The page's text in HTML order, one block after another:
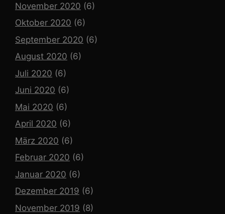
November 2020 (6)
Oktober 2020 (6)
September 2020 (6)
August 2020 (6)
Juli 2020 (6)
Juni 2020 (6)
Mai 2020 (6)
April 2020 (6)
März 2020 (6)
Februar 2020 (6)
Januar 2020 (6)
Dezember 2019 (6)
November 2019 (8)